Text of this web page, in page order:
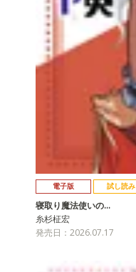
電子版 試し読み
寝取り魔法使いの…
糸杉柾宏
発売日：2026.07.17